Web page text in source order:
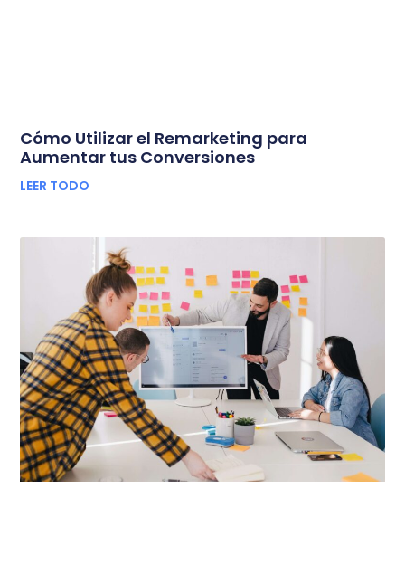
Cómo Utilizar el Remarketing para
Aumentar tus Conversiones
LEER TODO